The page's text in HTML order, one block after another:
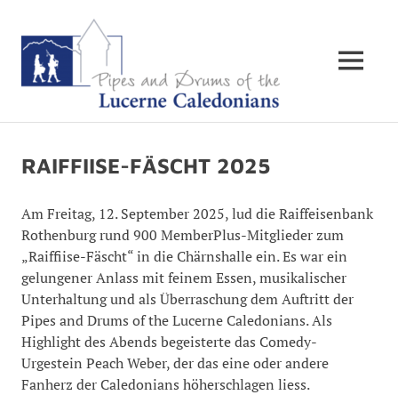
springen
Pipes
&
of
the
MENÜ
RAIFFIISE-FÄSCHT 2025
Am Freitag, 12. September 2025, lud die Raiffeisenbank
Rothenburg rund 900 MemberPlus-Mitglieder zum
„Raiffiise-Fäscht“ in die Chärnshalle ein. Es war ein
gelungener Anlass mit feinem Essen, musikalischer
Unterhaltung und als Überraschung dem Auftritt der
Pipes and Drums of the Lucerne Caledonians. Als
Highlight des Abends begeisterte das Comedy-
Urgestein Peach Weber, der das eine oder andere
Fanherz der Caledonians höherschlagen liess.